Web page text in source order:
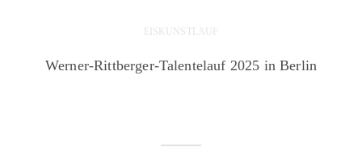
EISKUNSTLAUF
Werner-Rittberger-Talentelauf 2025 in Berlin